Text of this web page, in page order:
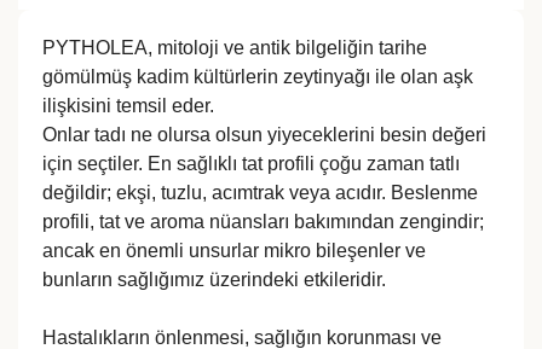
PYTHOLEA, mitoloji ve antik bilgeliğin tarihe
gömülmüş kadim kültürlerin zeytinyağı ile olan aşk
ilişkisini temsil eder.
Onlar tadı ne olursa olsun yiyeceklerini besin değeri
için seçtiler. En sağlıklı tat profili çoğu zaman tatlı
değildir; ekşi, tuzlu, acımtrak veya acıdır. Beslenme
profili, tat ve aroma nüansları bakımından zengindir;
ancak en önemli unsurlar mikro bileşenler ve
bunların sağlığımız üzerindeki etkileridir.
Hastalıkların önlenmesi, sağlığın korunması ve